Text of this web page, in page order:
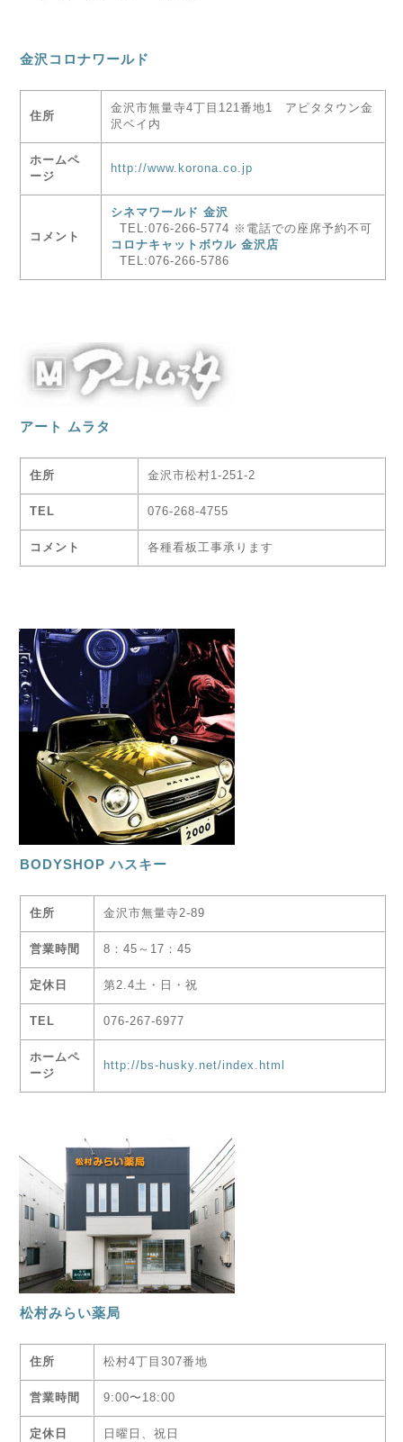
金沢コロナワールド
住所
金沢市無量寺4丁目121番地1 アピタタウン金
沢ベイ内
ホームペ
ージ
http://www.korona.co.jp
コメント
シネマワールド 金沢
TEL:076-266-5774 ※電話での座席予約不可
コロナキャットボウル 金沢店
TEL:076-266-5786
アート ムラタ
住所 金沢市松村1-251-2
TEL 076-268-4755
コメント 各種看板工事承ります
BODYSHOP ハスキー
住所 金沢市無量寺2-89
営業時間 8：45～17：45
定休日 第2.4土・日・祝
TEL 076-267-6977
ホームペ
ージ
http://bs-husky.net/index.html
松村みらい薬局
住所 松村4丁目307番地
営業時間 9:00〜18:00
定休日 日曜日、祝日